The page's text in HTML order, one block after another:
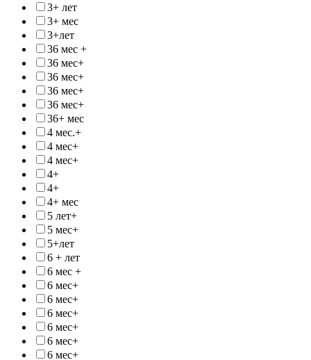
3+ лет
3+ мес
3+лет
36 мес +
36 мес+
36 мес+
36 мес+
36 мес+
36+ мес
4 мес.+
4 мес+
4 мес+
4+
4+
4+ мес
5 лет+
5 мес+
5+лет
6 + лет
6 мес +
6 мес+
6 мес+
6 мес+
6 мес+
6 мес+
6 мес+